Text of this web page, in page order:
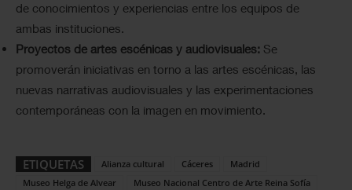
de conocimientos y experiencias entre los equipos de
ambas instituciones.
Proyectos de artes escénicas y audiovisuales: Se
promoverán iniciativas en torno a las artes escénicas, las
nuevas narrativas audiovisuales y las experimentaciones
contemporáneas con la imagen en movimiento.
ETIQUETAS Alianza cultural Cáceres
Madrid
Museo Helga de Alvear
Museo Nacional Centro de Arte Reina Sofía